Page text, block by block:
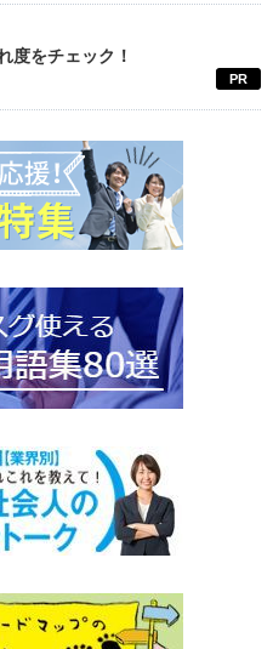
度をチェック！
PR